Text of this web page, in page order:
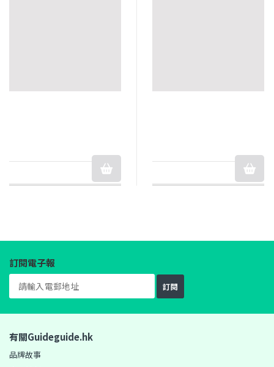
訂閱電子報
訂閱
有關Guideguide.hk
品牌故事